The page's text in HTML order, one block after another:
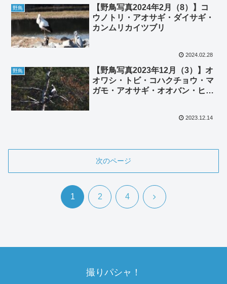
野鳥
【野鳥写真2024年2月（8）】コ
ウノトリ・アオサギ・ダイサギ・
カンムリカイツブリ
2024.02.28
野鳥
【野鳥写真2023年12月（3）】オ
オワシ・トビ・コハクチョウ・マ
ガモ・アオサギ・オオバン・ヒド
2023.12.14
次のページ
1 2 4 次
撮りパシャ！